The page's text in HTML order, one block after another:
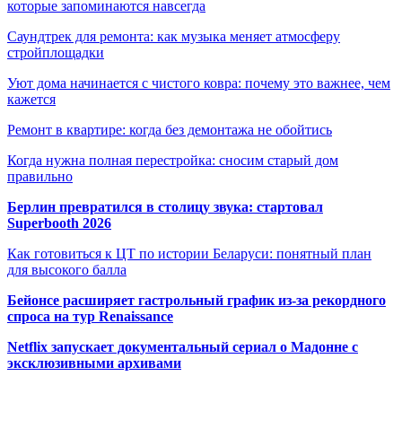
которые запоминаются навсегда
Саундтрек для ремонта: как музыка меняет атмосферу
стройплощадки
Уют дома начинается с чистого ковра: почему это важнее, чем
кажется
Ремонт в квартире: когда без демонтажа не обойтись
Когда нужна полная перестройка: сносим старый дом
правильно
Берлин превратился в столицу звука: стартовал
Superbooth 2026
Как готовиться к ЦТ по истории Беларуси: понятный план
для высокого балла
Бейонсе расширяет гастрольный график из-за рекордного
спроса на тур Renaissance
Netflix запускает документальный сериал о Мадонне с
эксклюзивными архивами